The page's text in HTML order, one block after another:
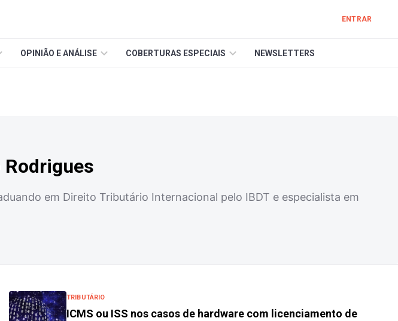
ENTRAR
OPINIÃO E ANÁLISE COBERTURAS ESPECIAIS NEWSLETTERS
Rodrigues
em Direito Tributário Internacional pelo IBDT e especialista em
TRIBUTÁRIO
ICMS ou ISS nos casos de hardware com licenciamento de